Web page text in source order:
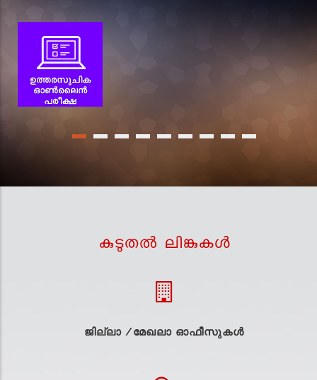
കുടുതല്‍ ലിങ്കുകള്‍
ജില്ലാ /മേഖലാ ഓഫീസുകള്‍